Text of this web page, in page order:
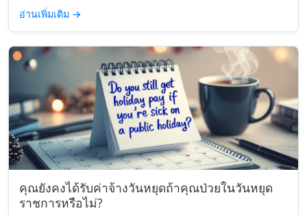
อ่านเพิ่มเติม →
คุณยังคงได้รับค่าจ้างวันหยุดถ้าคุณป่วยในวันหยุด
ราชการหรือไม่?